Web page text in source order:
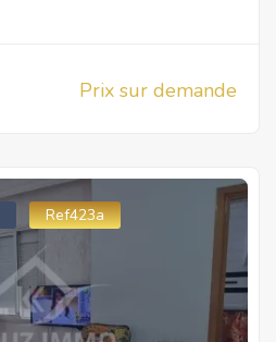
Prix sur demande
Ref423a